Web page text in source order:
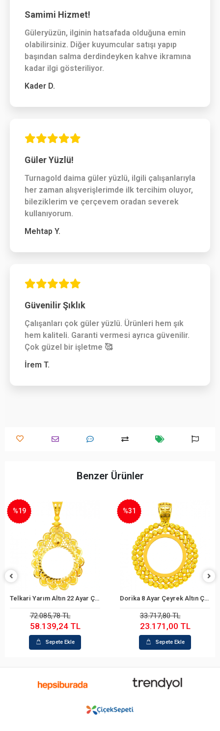
Samimi Hizmet!
Güleryüzün, ilginin hatsafada olduğuna emin
olabilirsiniz. Diğer kuyumcular satışı yapıp
başından salma derdindeyken kahve ikramına
kadar ilgi gösteriliyor.
Kader D.
Güler Yüzlü!
Turnagold daima güler yüzlü, ilgili çalışanlarıyla
her zaman alışverişlerimde ilk tercihim oluyor,
bileziklerim ve çerçevem oradan severek
kullanıyorum.
Mehtap Y.
Güvenilir Şıklık
Çalışanları çok güler yüzlü. Ürünleri hem şık
hem kaliteli. Garanti vermesi ayrıca güvenilir.
Çok güzel bir işletme 🥰
İrem T.
Benzer Ürünler
Sepete Ekle
%31
33.717,80 TL
23.171,00 TL
Sepete Ekle
Sepete Ekle
%26
36.188,31 TL
26.766,50 TL
Sepete Ekle